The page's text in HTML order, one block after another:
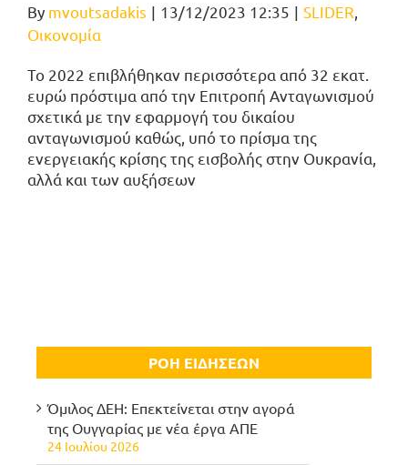
By mvoutsadakis | 13/12/2023 12:35 | SLIDER,
Οικονομία
Το 2022 επιβλήθηκαν περισσότερα από 32 εκατ.
ευρώ πρόστιμα από την Επιτροπή Ανταγωνισμού
σχετικά με την εφαρμογή του δικαίου
ανταγωνισμού καθώς, υπό το πρίσμα της
ενεργειακής κρίσης της εισβολής στην Ουκρανία,
αλλά και των αυξήσεων
ΡΟΗ ΕΙΔΗΣΕΩΝ
Όμιλος ΔΕΗ: Επεκτείνεται στην αγορά
της Ουγγαρίας με νέα έργα ΑΠΕ
24 Ιουλίου 2026